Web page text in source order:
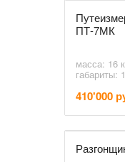
ПТ-7МК
масса: 16
габариты:
410'000